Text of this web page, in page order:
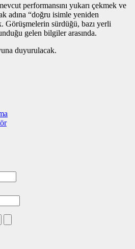
performansını yukarı çekmek ve
adına “doğru isimle yeniden
Görüşmelerin sürdüğü, bazı yerli
gelen bilgiler arasında.
duyurulacak.